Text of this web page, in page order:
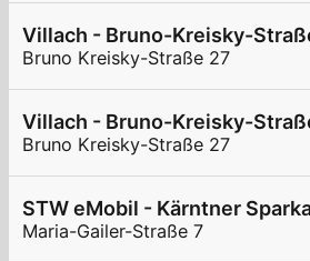
Villach - Bruno-Kreisky-
Bruno Kreisky-Straße 27
Villach - Bruno-Kreisky-
Bruno Kreisky-Straße 27
STW eMobil - Kärntner
Maria-Gailer-Straße 7